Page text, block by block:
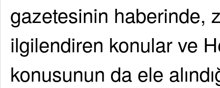
gazetesinin haberinde,
ilgilendiren konular ve
konusunun da ele